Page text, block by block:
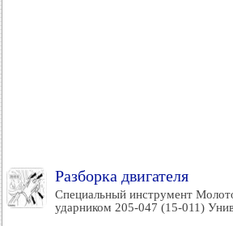
Разборка двигателя
Специальный инструмент
ударником 205-047 (15-011)